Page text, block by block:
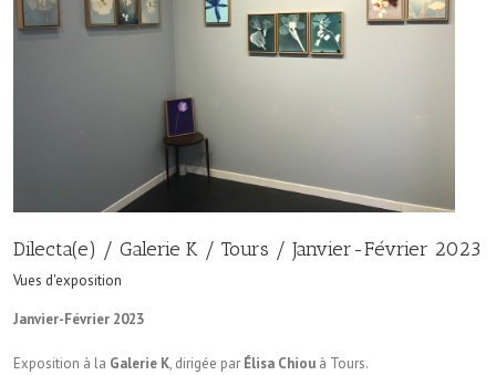
Dilecta(e) / Galerie K / Tours / Janvier-Février 2023
Vues d'exposition
Janvier-Février 2023
Exposition à la Galerie K, dirigée par Élisa Chiou à Tours.